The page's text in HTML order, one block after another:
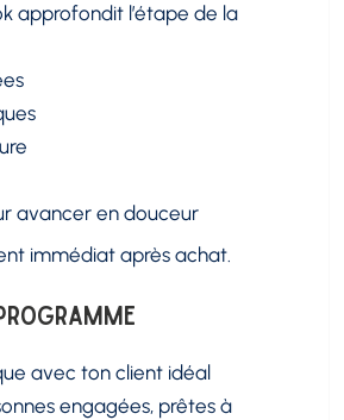
approfondit l’étape de la
avancer en douceur
immédiat après achat.
avec ton client idéal
engagées, prêtes à